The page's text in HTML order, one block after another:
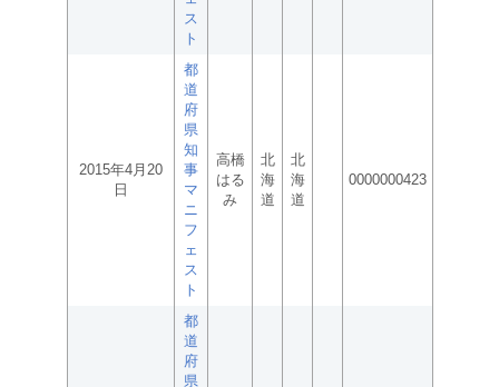
ス
ト
2015年4月20
日
都
道
府
県
知
事
マ
ニ
フ
ェ
ス
ト
高橋
はる
み
北
海
道
北
海
道
0000000423
都
道
府
県